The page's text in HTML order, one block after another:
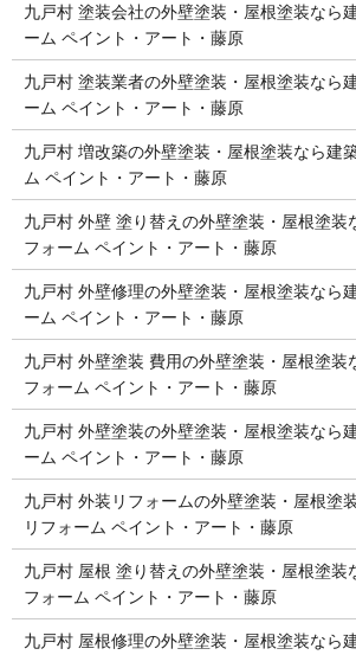
九戸村 塗装会社の外壁塗装・屋根塗装なら
ーム ペイント・アート・藤原
九戸村 塗装業者の外壁塗装・屋根塗装なら
ーム ペイント・アート・藤原
九戸村 増改築の外壁塗装・屋根塗装なら建
ム ペイント・アート・藤原
九戸村 外壁 塗り替えの外壁塗装・屋根塗装
フォーム ペイント・アート・藤原
九戸村 外壁修理の外壁塗装・屋根塗装なら
ーム ペイント・アート・藤原
九戸村 外壁塗装 費用の外壁塗装・屋根塗装
フォーム ペイント・アート・藤原
九戸村 外壁塗装の外壁塗装・屋根塗装なら
ーム ペイント・アート・藤原
九戸村 外装リフォームの外壁塗装・屋根塗
リフォーム ペイント・アート・藤原
九戸村 屋根 塗り替えの外壁塗装・屋根塗装
フォーム ペイント・アート・藤原
九戸村 屋根修理の外壁塗装・屋根塗装なら